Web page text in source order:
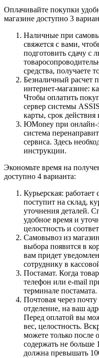
Оплачивайте покупки
магазине доступно 3
Наличные при
свяжется с вами,
подготовить сдачу
средства, получаете
Безналичный расчет
интернет-магазине:
Чтобы оплатить
сервер системы
карты, срок действия
ЮMoney при онлайн-
система
сервиса. Здесь
инструкции.
Экономьте время на
доступно 4 варианта:
Курьерская: работает
поступит на склад,
уточнения деталей.
удобное время и
целостность и
Самовывоз из
выбора появится в
вам придет
сотруднику в
Постамат. Когда
телефон или e-mail
терминале
Почтовая через
отделение, на ваш
Перед оплатой вы
вес, целостность.
можете только после
содержать не больше
должна превышать